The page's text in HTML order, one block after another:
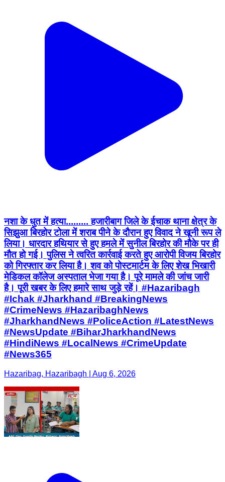
नशा के धुत में हत्या......... हजारीबाग जिले के ईचाक थाना क्षेत्र के
सिझुआ बिरहोर टोला में शराब पीने के दौरान हुए विवाद ने खूनी रूप ले
लिया। धारदार हथियार से हुए हमले में सुनील बिरहोर की मौके पर ही
मौत हो गई। पुलिस ने त्वरित कार्रवाई करते हुए आरोपी विजय बिरहोर
को गिरफ्तार कर लिया है। शव को पोस्टमार्टम के लिए शेख भिखारी
मेडिकल कॉलेज अस्पताल भेजा गया है। पूरे मामले की जांच जारी
है। पूरी खबर के लिए हमारे साथ जुड़े रहें। #Hazaribagh
#Ichak #Jharkhand #BreakingNews
#CrimeNews #HazaribaghNews
#JharkhandNews #PoliceAction #LatestNews
#NewsUpdate #BiharJharkhandNews
#HindiNews #LocalNews #CrimeUpdate
#News365
Hazaribag, Hazaribagh | Aug 6, 2026